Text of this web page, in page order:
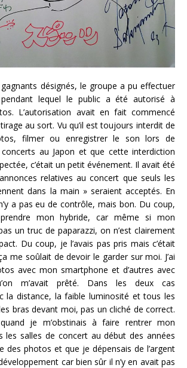
désignés, le groupe a pu effectuer
lequel le public a été autorisé à
L’autorisation avait en fait commencé
au sort. Vu qu’il est toujours interdit de
filmer ou enregistrer le son lors de
au Japon et que cette interdiction
c’était un petit événement. Il avait été
relatives au concert que seuls les
dans la main » seraient acceptés. En
a pas eu de contrôle, mais bon. Du coup,
mon hybride, car même si mon
un truc de paparazzi, on n’est clairement
Du coup, je l’avais pas pris mais c’était
me soûlait de devoir le garder sur moi. J’ai
avec mon smartphone et d’autres avec
m’avait prêté. Dans les deux cas
la distance, la faible luminosité et tous les
bras devant moi, pas un cliché de correct.
je m’obstinais à faire rentrer mon
les salles de concert au début des années
des photos et que je dépensais de l’argent
car bien sûr il n’y en avait pas